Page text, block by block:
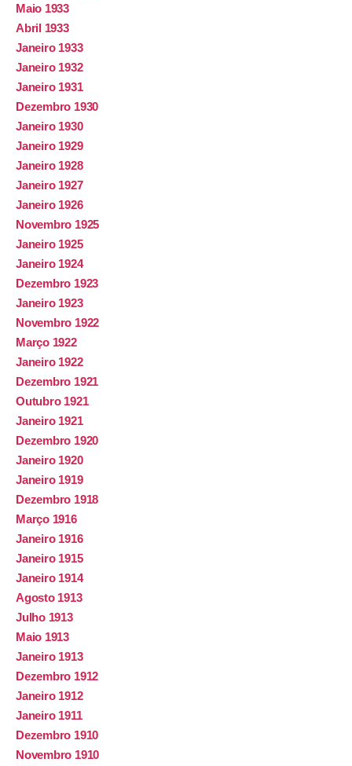
Maio 1933
Abril 1933
Janeiro 1933
Janeiro 1932
Janeiro 1931
Dezembro 1930
Janeiro 1930
Janeiro 1929
Janeiro 1928
Janeiro 1927
Janeiro 1926
Novembro 1925
Janeiro 1925
Janeiro 1924
Dezembro 1923
Janeiro 1923
Novembro 1922
Março 1922
Janeiro 1922
Dezembro 1921
Outubro 1921
Janeiro 1921
Dezembro 1920
Janeiro 1920
Janeiro 1919
Dezembro 1918
Março 1916
Janeiro 1916
Janeiro 1915
Janeiro 1914
Agosto 1913
Julho 1913
Maio 1913
Janeiro 1913
Dezembro 1912
Janeiro 1912
Janeiro 1911
Dezembro 1910
Novembro 1910